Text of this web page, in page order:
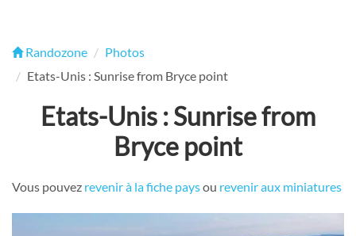
Randozone
Photos
Etats-Unis : Sunrise from Bryce point
Etats-Unis : Sunrise from
Bryce point
Vous pouvez revenir à la fiche paysou revenir aux miniatures